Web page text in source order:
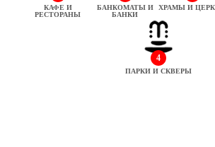
КАФЕ И
РЕСТОРАНЫ
БАНКОМАТЫ И
БАНКИ
ХРАМЫ И
4
ПАРКИ И СКВЕРЫ